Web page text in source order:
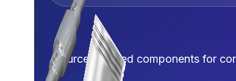
Source certified components for